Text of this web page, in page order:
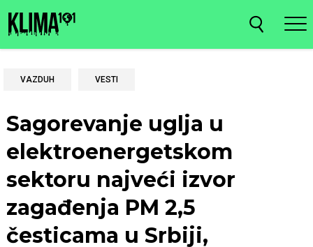
VAZDUH VESTI
Sagorevanje uglja u
elektroenergetskom
sektoru najveći izvor
zagađenja PM 2,5
česticama u Srbiji,